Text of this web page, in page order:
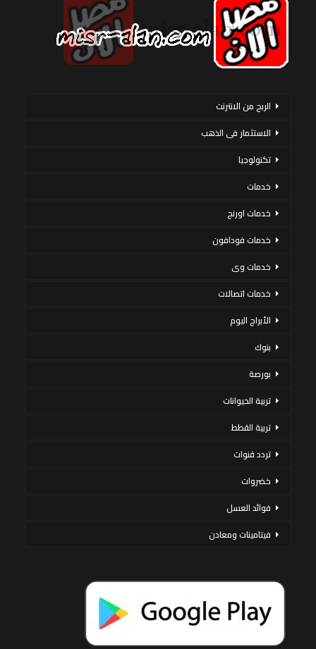
الربح من الانترنت
الاستثمار فى الذهب
تكنولوجيا
خدمات
خدمات اورنج
خدمات فودافون
خدمات وى
خدمات اتصالات
الأبراج اليوم
بنوك
بورصة
تربية الحيوانات
تربية القطط
تردد قنوات
خضروات
فوائد العسل
فيتامينات ومعادن